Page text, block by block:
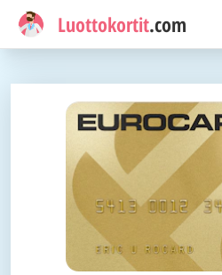
Luottokortit.com